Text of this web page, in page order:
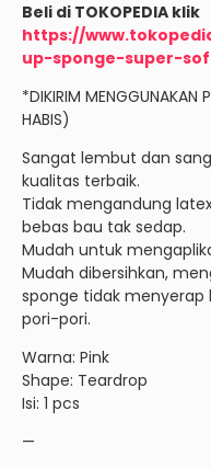
Beli di TOKOPEDIA klik
https://
up-sponge-super-
*DIKIRIM MENGGUNAKAN
HABIS)
Sangat lembut dan
kualitas terbaik.
Tidak mengandung
bebas bau tak sedap.
Mudah untuk
Mudah dibersihkan,
sponge tidak menyerap
pori-pori.
Warna: Pink
Shape: Teardrop
Isi: 1 pcs
—